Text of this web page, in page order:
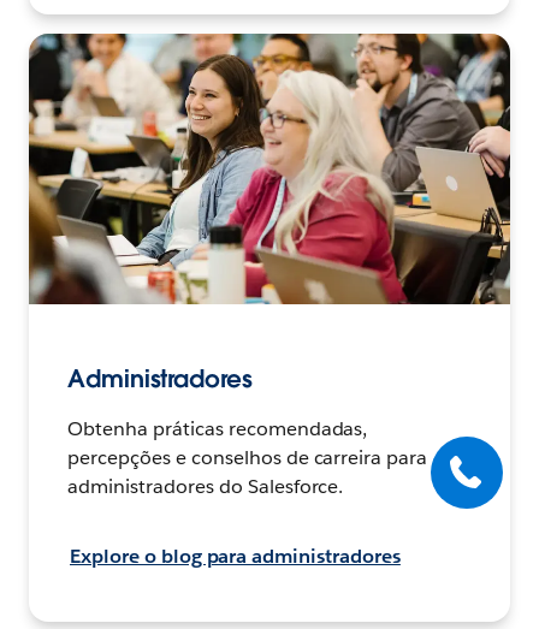
Administradores
Obtenha práticas recomendadas,
percepções e conselhos de carreira para
administradores do Salesforce.
Explore o blog para administradores